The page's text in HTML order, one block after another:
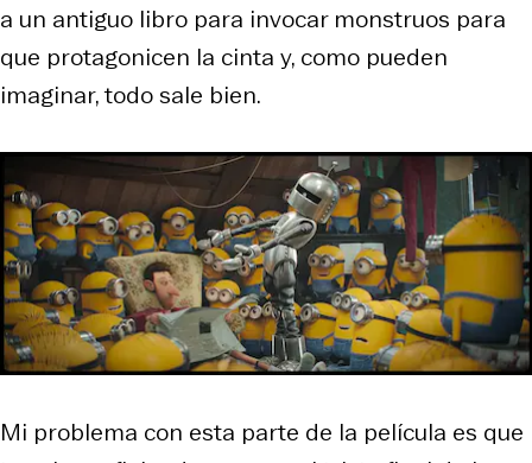
a un antiguo libro para invocar monstruos para
que protagonicen la cinta y, como pueden
imaginar, todo sale bien.
Mi problema con esta parte de la película es que